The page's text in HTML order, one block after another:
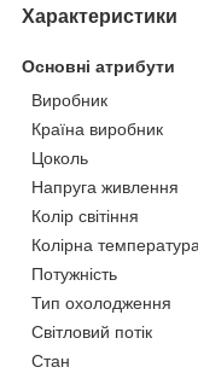
Характеристики
Основні атрибути
Виробник
Країна виробник
Цоколь
Напруга живлення
Колір світіння
Колірна температура
Потужність
Тип охолодження
Світловий потік
Стан